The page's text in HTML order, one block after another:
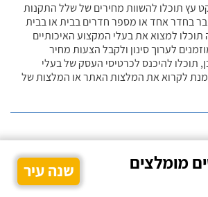
עץ תוכלו להשוות מחירים של שלל התקנות
בחדר אחד או מספר חדרים בבית או בבית
למצוא את בעלי המקצוע האיכותיים
לערוך סינון ולקבל הצעות מחיר
תוכלו להיכנס לכרטיסי העסק של בעלי
לקרוא את המלצות האתר או המלצות של
מומלצים
שנה עיר